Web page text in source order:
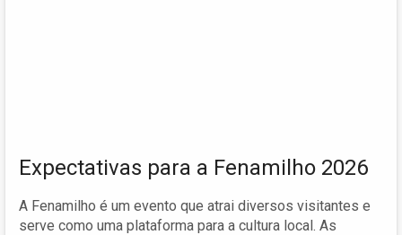
Expectativas para a Fenamilho 2026
A Fenamilho é um evento que atrai diversos visitantes e
serve como uma plataforma para a cultura local. As